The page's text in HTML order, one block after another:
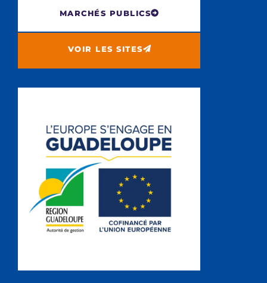
MARCHÉS PUBLICS
VOIR LES SITES